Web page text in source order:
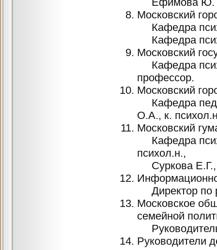
Московский
Кафедра
Кафедра
Московский
Кафедра
профессор.
Московский
Кафедра
О.А., к.
Московский
Кафедра
психол.н.,
Суркова Е.Г.,
Директор по
Московское
семейной
Руководители